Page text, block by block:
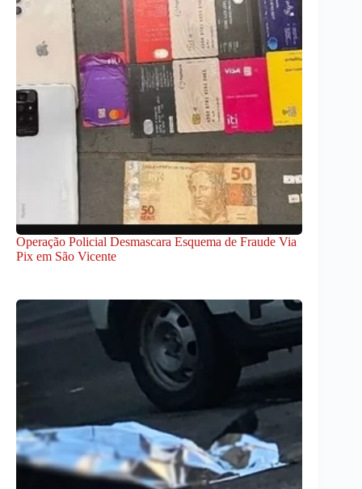
Operação Policial Desmascara Esquema de Fraude Via
Pix em São Vicente